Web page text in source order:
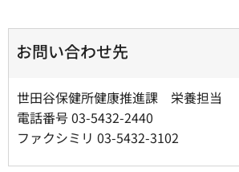
お問い合わせ先
世田谷保健所健康推進課 栄養担当
電話番号 03-5432-2440
ファクシミリ 03-5432-3102